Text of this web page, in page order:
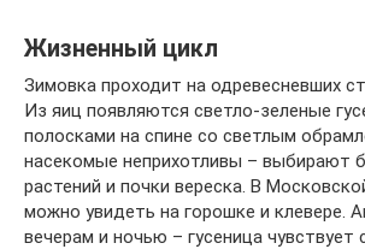
Жизненный цикл
Зимовка проходит на одревесневших
Из яиц появляются светло-зеленые
полосками на спине со светлым
насекомые неприхотливы – выбирают
растений и почки вереска. В
можно увидеть на горошке и клевере.
вечерам и ночью – гусеница чувствует